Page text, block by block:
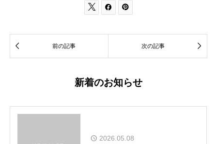
  
 前の記事 次の記事 
新着のお知らせ
2026.05.08